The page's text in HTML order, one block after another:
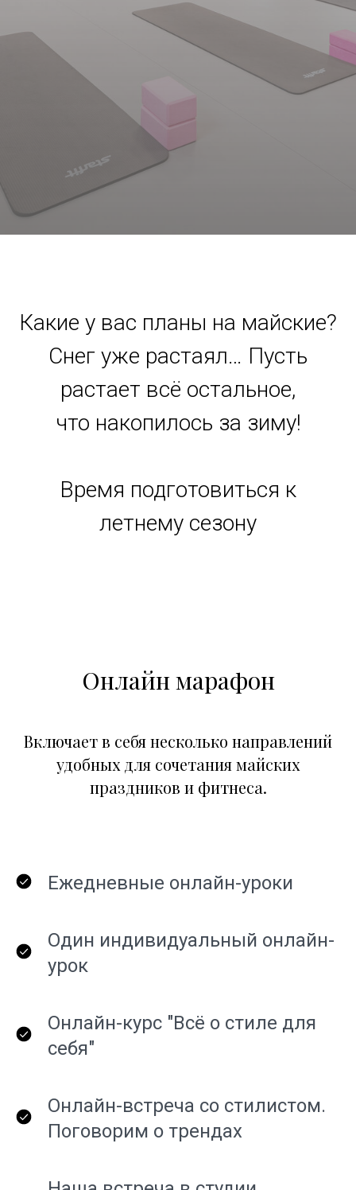
Какие у вас планы на майские?
Снег уже растаял… Пусть
растает всё остальное,
что накопилось за зиму!
Время подготовиться к
летнему сезону
Онлайн марафон
Включает в себя несколько направлений
удобных для сочетания майских
праздников и фитнеса.
Ежедневные онлайн-уроки
Один индивидуальный онлайн-
урок
Онлайн-курс "Всё о стиле для
себя"
Онлайн-встреча со стилистом.
Поговорим о трендах